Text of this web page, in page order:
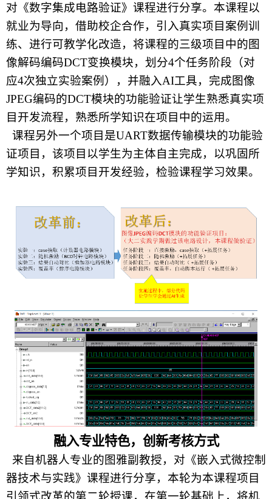
对《数字集成电路验证》课程进行分享。 本课程以
就业为导向，借助校企合作，引入真实项目案例训
练、进行可教学化改造，将课程的三级项目中的图
像解码编码DCT变换模块，划分4个任务阶段（对
应4次独立实验案例），并融入AI工具，完成图像
JPEG编码的DCT模块的功能验证让学生熟悉真实项
目开发流程，熟悉所学知识在项目中的运用。
课程另外一个项目是UART数据传输模块的功能验
证项目，该项目以学生为主体自主完成，以巩固所
学知识，积累项目开发经验，检验课程学习效果。
融入专业特色，创新考核方式
来自机器人专业的图雅副教授，对《嵌入式微控制
器技术与实践》课程进行分享，本轮为本课程项目
引领式改革的第二轮授课，在第一轮基础上，将机